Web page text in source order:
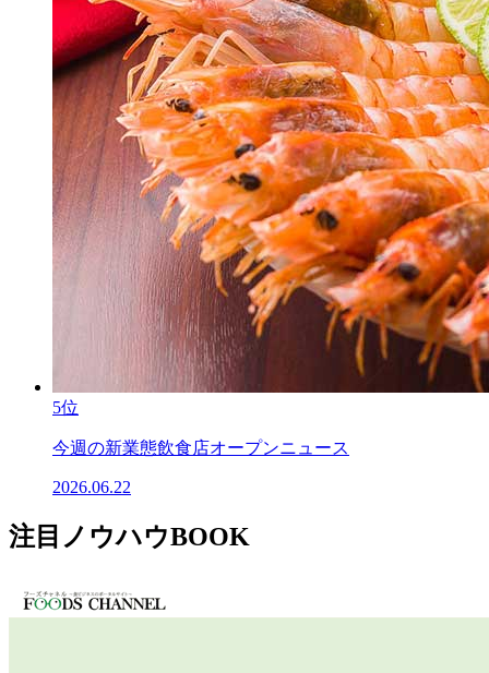
5位
今週の新業態飲食店オープンニュース
2026.06.22
注目ノウハウBOOK